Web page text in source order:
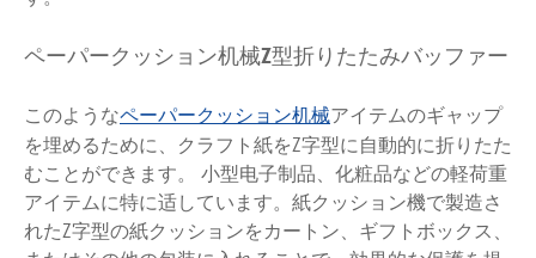
ペーパークッション机械Z型折りたたみバッファー
このようなペーパークッション机械アイテムのギャップ
を埋めるために、クラフト紙をZ字型に自動的に折りたた
むことができます。 小型电子制品、化粧品などの軽荷重
アイテムに特に适しています。紙クッション機で製造さ
れたZ字型の紙クッションをカートン、ギフトボックス、